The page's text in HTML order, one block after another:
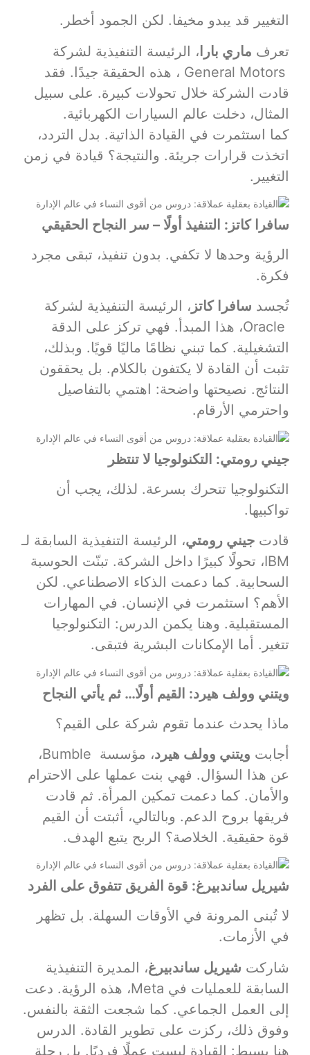
التغيير قد يبدو مخيفا. لكن الجمود أخطر.
تعرفماري بارا، الرئيسة التنفيذية لشركة
General Motors ، هذه الحقيقة جيدًا. فقد
قادت الشركة خلال تحولات كبيرة. على سبيل
المثال، دخلت عالم السيارات الكهربائية.
كما استثمرت في القيادة الذاتية. بدل التردد،
اتخذت قرارات جريئة. والنتيجة؟ قيادة في زمن
التغيير.
سافرا كاتز: التنفيذ أولًا – سر النجاح الحقيقي
الرؤية وحدها لا تكفي. بدون تنفيذ، تبقى مجرد
فكرة.
تُجسدسافرا كاتز، الرئيسة التنفيذية لشركة
Oracle، هذا المبدأ. فهي تركز على الدقة
التشغيلية. كما تبني نظامًا ماليًا قويًا. وبذلك،
تثبت أن القادة لا يكتفون بالكلام. بل يحققون
النتائج. نصيحتها واضحة: اهتمي بالتفاصيل
واحترمي الأرقام.
جيني رومتي: التكنولوجيا لا تنتظر
التكنولوجيا تتحرك بسرعة. لذلك، يجب أن
تواكبيها.
قادتجيني رومتي، الرئيسة التنفيذية السابقة لـ
IBM، تحولًا كبيرًا داخل الشركة. تبنّت الحوسبة
السحابية. كما دعمت الذكاء الاصطناعي. لكن
الأهم؟ استثمرت في الإنسان. في المهارات
المستقبلية. وهنا يكمن الدرس: التكنولوجيا
تتغير. أما الإمكانات البشرية فتبقى.
ويتني وولف هيرد: القيم أولًا… ثم يأتي النجاح
ماذا يحدث عندما تقوم شركة على القيم؟
أجابتويتني وولف هيرد
، مؤسسة Bumble،
عن هذا السؤال. فهي بنت عملها على الاحترام
والأمان. كما دعمت تمكين المرأة. ثم قادت
فريقها بروح الدعم. وبالتالي، أثبتت أن القيم
قوة حقيقية. الخلاصة؟ الربح يتبع الهدف.
شيريل ساندبيرغ: قوة الفريق تتفوق على الفرد
لا تُبنى المرونة في الأوقات السهلة. بل تظهر
في الأزمات.
شاركتشيريل ساندبيرغ، المديرة التنفيذية
السابقة للعمليات في Meta، هذه الرؤية. دعت
إلى العمل الجماعي. كما شجعت الثقة بالنفس.
وفوق ذلك، ركزت على تطوير القادة. الدرس
هنا بسيط: القيادة ليست عملًا فرديًا. بل رحلة